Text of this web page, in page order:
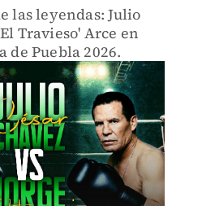
las leyendas: Julio
Travieso' Arce en
de Puebla 2026.